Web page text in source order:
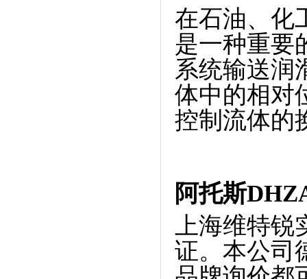
在石油、化
是一种重要
系统输送润
体中的相对
控制流体的
阿托斯
上海维特
证。本公司